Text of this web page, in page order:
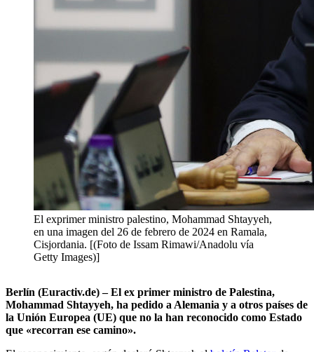
El exprimer ministro palestino, Mohammad Shtayyeh,
en una imagen del 26 de febrero de 2024 en Ramala,
Cisjordania. [(Foto de Issam Rimawi/Anadolu vía
Getty Images)]
Berlín (Euractiv.de) – El ex primer ministro de Palestina,
Mohammad Shtayyeh, ha pedido a Alemania y a otros países de
la Unión Europea (UE) que no la han reconocido como Estado
que «recorran ese camino».